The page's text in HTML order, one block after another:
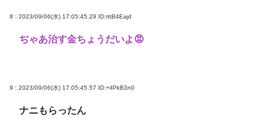
8 : 2023/09/06(水) 17:05:45.29 ID:rttB4Eajd
ぢゃあ治す金ちょうだいよ😡
9 : 2023/09/06(水) 17:05:45.57 ID:+iIPkB3n0
ナニもらったん